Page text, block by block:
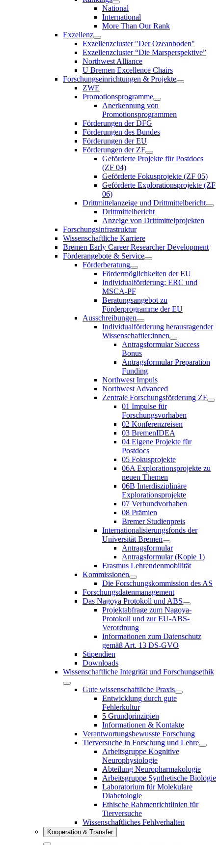
National
International
More Than Our Rank
Exzellenz
Exzellenzcluster "Der Ozeanboden"
Exzellenzcluster “Die Marsperspektive”
Northwest Alliance
U Bremen Excellence Chairs
Forschungseinrichtungen & Projekte
ZWE
Promotionsprogramme
Anerkennung von
Promotionsprogrammen
Förderungen der DFG
Förderungen des Bundes
Förderungen der EU
Förderungen der ZF
Geförderte Projekte für Postdocs
(ZF 04)
Geförderte Fokusprojekte (ZF 05)
Geförderte Explorationsprojekte (ZF
06)
Drittmittelanzeige und Drittmittelbericht
Drittmittelbericht
Anzeige von Drittmittelprojekten
Forschungsinfrastruktur
Wissenschaftliche Karriere
Bremen Early Career Researcher Development
Förderangebote & Service
Förderberatung
Fördermöglichkeiten der EU
Individualförderung: ERC und
MSCA-PF
Beratungsangebot zu
Förderprogramme der EU
Ausschreibungen
Individualförderung herausragender
Wissenschaftler:innen
Antragsformular Success
Bonus
Antragsformular Preparation
Funding
Northwest Impuls
Northwest Advanced
Zentrale Forschungsförderung ZF
01 Impulse für
Forschungsvorhaben
02 Konferenzreisen
03 BremenIDEA
04 Eigene Projekte für
Postdocs
05 Fokusprojekte
06A Explorationsprojekte zu
neuen Themen
06B Interdisziplinäre
Explorationsprojekte
07 Verbundvorhaben
08 Prämien
Bremer Studienpreis
Internationalisierungsfonds der
Universität Bremen
Antragsformular
Antragsformular (Kopie 1)
Erasmus Lehrendenmobilität
Kommissionen
Die Forschungskommission des AS
Forschungsdatenmanagement
Das Nagoya Protokoll und ABS
Projektabfrage zum Nagoya-
Protokoll und zur EU-ABS-
Verordnung
Informationen zum Datenschutz
gemäß Art. 13 DS-GVO
Stipendien
Downloads
Wissenschaftliche Integrität und Forschungsethik
Gute wissenschaftliche Praxis
Entwicklung durch gute
Fehlerkultur
5 Grundprinzipien
Informationen & Kontakte
Verantwortungsbewusste Forschung
Tierversuche in Forschung und Lehre
Arbeitsgruppe Kognitive
Neurophysiologie
Abteilung Neuropharmakologie
Arbeitsgruppe Synthetische Biologie
Laboratorium für Molekulare
Diabetologie
Ethische Rahmenrichtlinien für
Tierversuche
Wissenschaftliches Fehlverhalten
Kooperation & Transfer